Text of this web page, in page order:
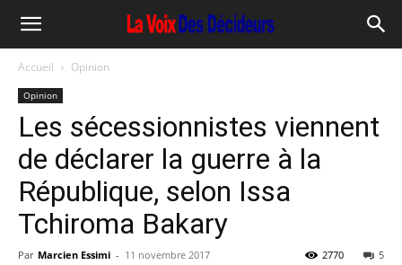
Accueil Opinion
Opinion
Les sécessionnistes viennent
de déclarer la guerre à la
République, selon Issa
Tchiroma Bakary
Par Marcien Essimi - 11 novembre 2017 5
2770